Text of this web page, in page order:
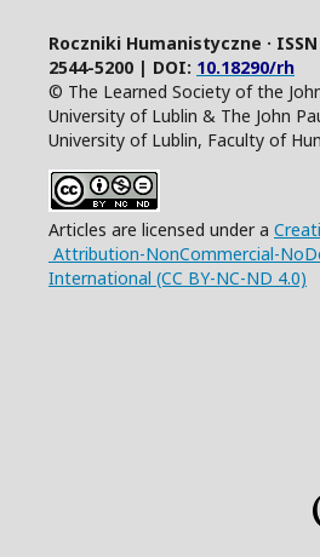
Roczniki Humanistyczne ·
2544-5200 | DOI: 10.18290/rh
© The Learned Society of the
University of Lublin & The John
University of Lublin, Faculty of
Articles are licensed under a
Attribution-NonCommercial-
International (CC BY-NC-ND 4.0)